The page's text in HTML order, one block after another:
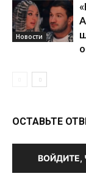
Новости
ОСТАВЬТЕ
ВОЙДИТЕ,